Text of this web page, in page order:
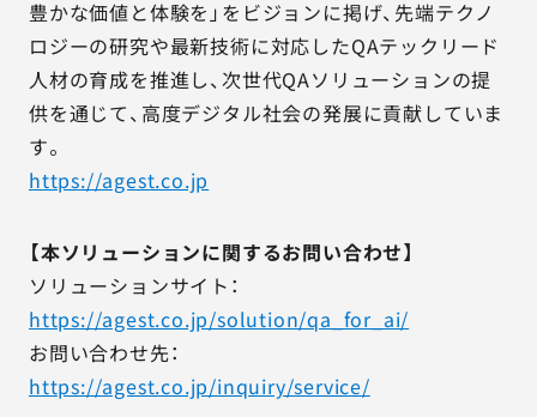
豊かな価値と体験を」をビジョンに掲げ、先端テクノ
ロジーの研究や最新技術に対応したQAテックリード
人材の育成を推進し、次世代QAソリューションの提
供を通じて、高度デジタル社会の発展に貢献していま
す。
https://agest.co.jp
【本ソリューションに関するお問い合わせ】
ソリューションサイト：
https://agest.co.jp/solution/qa_for_ai/
お問い合わせ先：
https://agest.co.jp/inquiry/service/